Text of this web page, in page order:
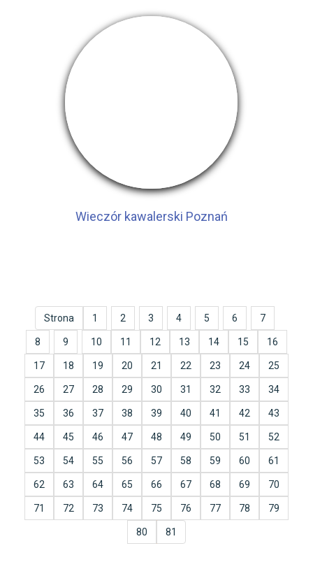
Wieczór kawalerski Poznań
Strona 1 2 3 4 5 6 7
8 9 10 11 12 13 14 15 16
17 18 19 20 21 22 23 24 25
26 27 28 29 30 31 32 33 34
35 36 37 38 39 40 41 42 43
44 45 46 47 48 49 50 51 52
53 54 55 56 57 58 59 60 61
62 63 64 65 66 67 68 69 70
71 72 73 74 75 76 77 78 79
80 81